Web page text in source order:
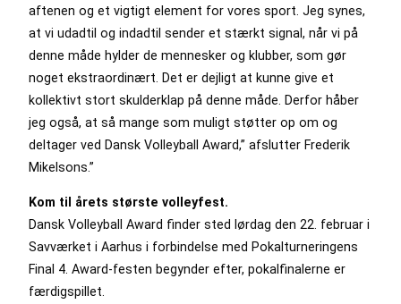
aftenen og et vigtigt element for vores sport. Jeg synes,
at vi udadtil og indadtil sender et stærkt signal, når vi på
denne måde hylder de mennesker og klubber, som gør
noget ekstraordinært. Det er dejligt at kunne give et
kollektivt stort skulderklap på denne måde. Derfor håber
jeg også, at så mange som muligt støtter op om og
deltager ved Dansk Volleyball Award,” afslutter Frederik
Mikelsons.”
Kom til årets største volleyfest.
Dansk Volleyball Award finder sted lørdag den 22. februar i
Savværket i Aarhus i forbindelse med Pokalturneringens
Final 4. Award-festen begynder efter, pokalfinalerne er
færdigspillet.